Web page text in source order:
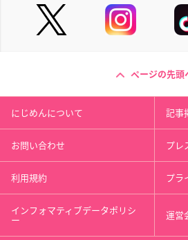
ページの先頭
にじめんについて 記事
お問い合わせ プレ
利用規約 プラ
インフォマティブデータポリシ
ー 運営